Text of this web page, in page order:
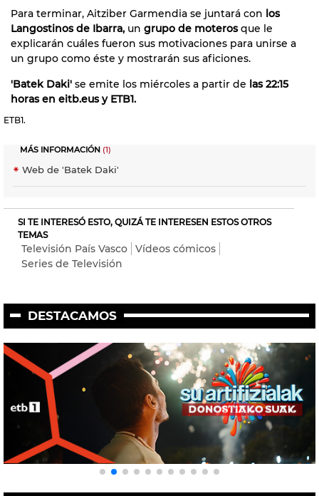
Para terminar, Aitziber Garmendia se juntará con los
Langostinos de Ibarra, un grupo de moterosque le
explicarán cuáles fueron sus motivaciones para unirse a
un grupo como éste y mostrarán sus aficiones.
'Batek Daki' se emite los miércoles a partir de las 22:15
horas en eitb.eus y ETB1.
ETB1.
MÁS INFORMACIÓN (1)
Web de 'Batek Daki'
SI TE INTERESÓ ESTO, QUIZÁ TE INTERESEN ESTOS OTROS
TEMAS
Televisión País Vasco
Vídeos cómicos
Series de Televisión
DESTACAMOS